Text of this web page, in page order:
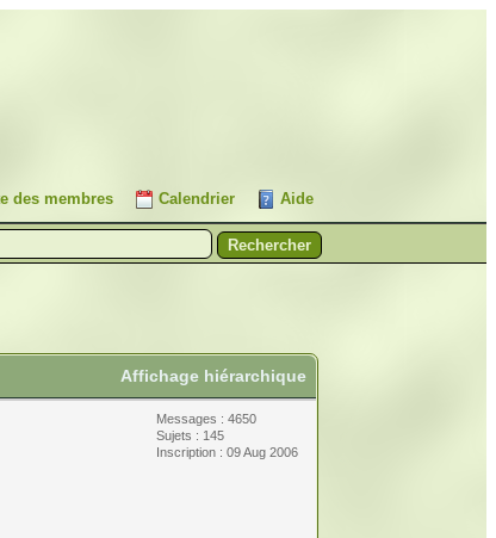
des membres Calendrier Aide
Affichage hiérarchique
Messages : 4650
Sujets : 145
Inscription : 09 Aug 2006